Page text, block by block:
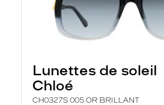
Lunettes de soleil
Chloé
CH0327S 005 OR BRILLANT